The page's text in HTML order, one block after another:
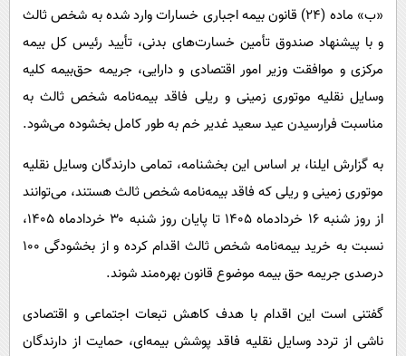
گوناگون
حوادث
محیط زیست
اجتماعی
حیات وحش
سیاست خارجی
آشپزی
دانلود
«ب» ماده (۲۴) قانون بیمه اجباری خسارات وارد شده به شخص ثالث
و با پیشنهاد صندوق تأمین خسارت‌های بدنی، تأیید رئیس کل بیمه
مرکزی و موافقت وزیر امور اقتصادی و دارایی، جریمه حق‌بیمه کلیه
وسایل نقلیه موتوری زمینی و ریلی فاقد بیمه‌نامه شخص ثالث به
مناسبت فرارسیدن عید سعید غدیر خم به طور کامل بخشوده می‌شود.
به گزارش ایلنا، بر اساس این بخشنامه، تمامی دارندگان وسایل نقلیه
موتوری زمینی و ریلی که فاقد بیمه‌نامه شخص ثالث هستند، می‌توانند
از روز شنبه ۱۶ خردادماه ۱۴۰۵ تا پایان روز شنبه ۳۰ خردادماه ۱۴۰۵،
نسبت به خرید بیمه‌نامه شخص ثالث اقدام کرده و از بخشودگی ۱۰۰
درصدی جریمه حق بیمه موضوع قانون بهره‌مند شوند.
گفتنی است این اقدام با هدف کاهش تبعات اجتماعی و اقتصادی
ناشی از تردد وسایل نقلیه فاقد پوشش بیمه‌ای، حمایت از دارندگان